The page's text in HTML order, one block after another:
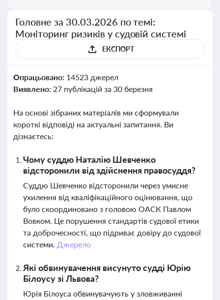
Головне за 30.03.2026 по темі:
Моніторинг ризиків у судовій системі
ЕКСПОРТ
Опрацьовано: 14523 джерел
Виявлено: 27 публікацій за 30 березня
На основі зібраних матеріалів ми сформували
короткі відповіді на актуальні запитання. Ви
дізнаєтесь:
Чому суддю Наталію Шевченко
відсторонили від здійснення правосуддя?
Суддю Шевченко відсторонили через умисне
ухилення від кваліфікаційного оцінювання, що
було скоординовано з головою ОАСК Павлом
Вовком. Це порушення стандартів судової етики
та доброчесності, що підриває довіру до судової
системи. Джерело
Які обвинувачення висунуто судді Юрію
Білоусу зі Львова?
Юрія Білоуса обвинувачують у зловживанні